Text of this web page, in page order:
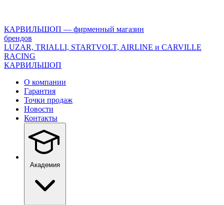
version="1.0"
encoding="utf-
8"?
>
КАРВИЛЬШОП — фирменный магазин
брендов
LUZAR, TRIALLI, STARTVOLT, AIRLINE и CARVILLE
RACING
КАРВИЛЬШОП
О компании
Гарантия
Точки продаж
Новости
Контакты
Академия